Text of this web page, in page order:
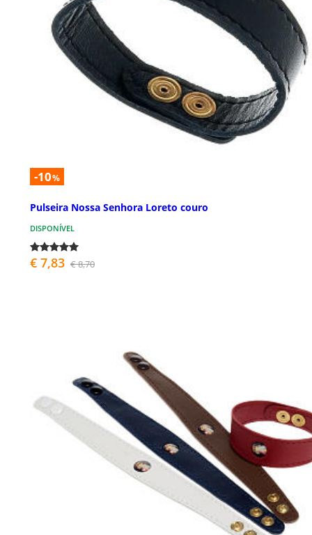
-10%
Pulseira Nossa Senhora Loreto couro
DISPONÍVEL
€ 7,83 € 8,70